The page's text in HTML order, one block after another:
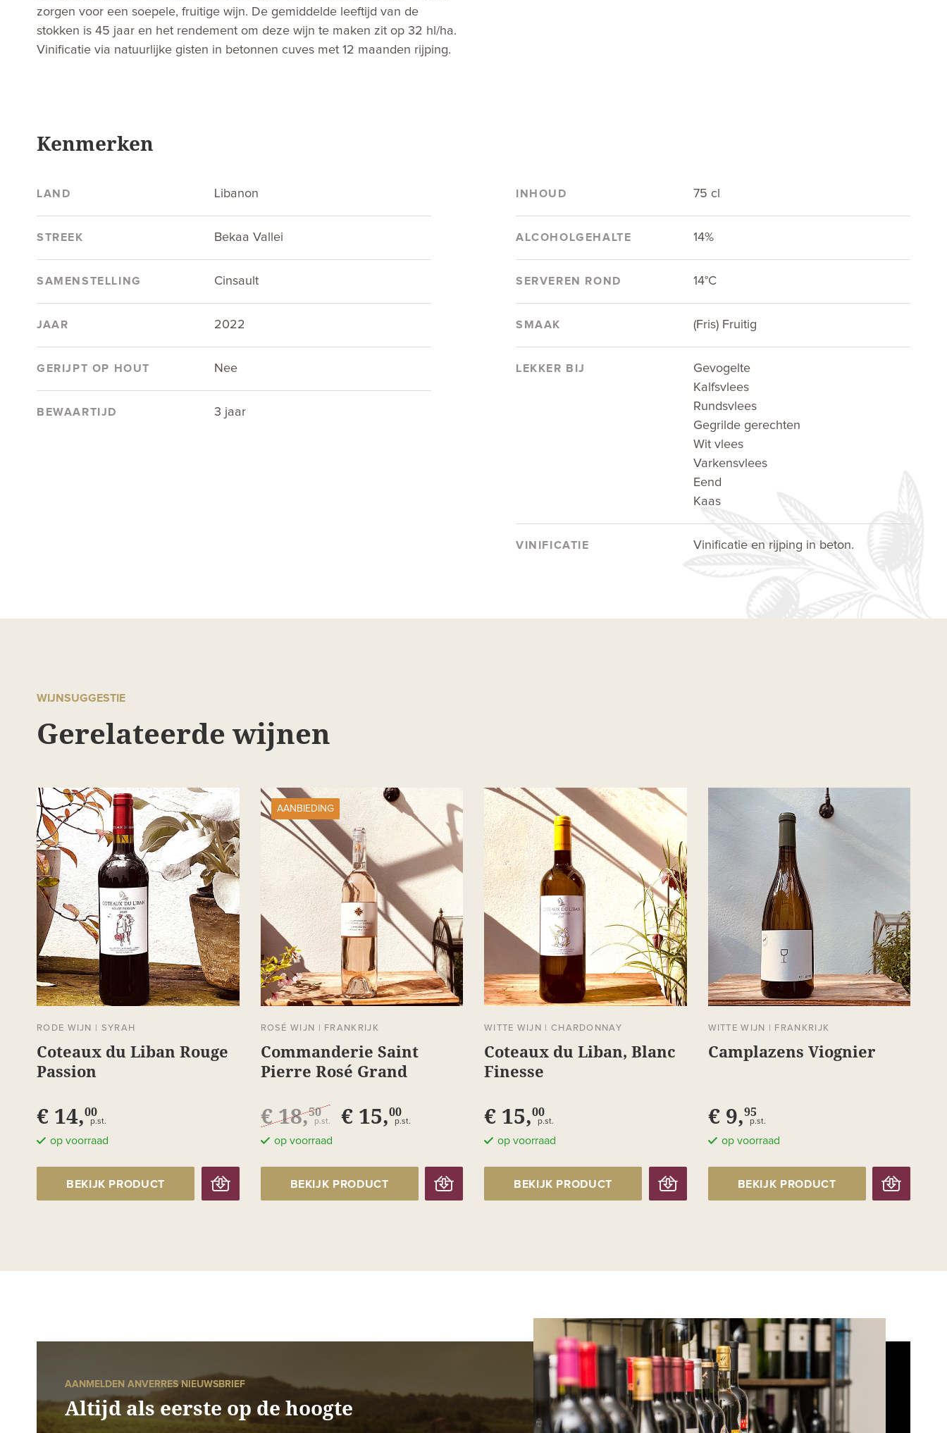
zorgen voor een soepele, fruitige wijn. De gemiddelde leeftijd van de
stokken is 45 jaar en het rendement om deze wijn te maken zit op 32 hl/ha.
Vinificatie via natuurlijke gisten in betonnen cuves met 12 maanden rijping.
Kenmerken
LAND Libanon
STREEK Bekaa Vallei
SAMENSTELLING Cinsault
JAAR 2022
GERIJPT OP HOUT Nee
BEWAARTIJD 3 jaar
INHOUD 75 cl
ALCOHOLGEHALTE 14%
SERVEREN ROND 14°C
SMAAK (Fris) Fruitig
LEKKER BIJ
Gevogelte
Kalfsvlees
Rundsvlees
Gegrilde gerechten
Wit vlees
Varkensvlees
Eend
Kaas
VINIFICATIE Vinificatie en rijping in beton.
WIJNSUGGESTIE
Gerelateerde wijnen
RODE WIJN | SYRAH
Coteaux du Liban Rouge
Passion
€ 14,00
p.st.
op voorraad
BEKIJK PRODUCT
AANBIEDING
ROSÉ WIJN | FRANKRIJK
Commanderie Saint
Pierre Rosé Grand
€ 18,50
p.st. € 15,00
p.st.
op voorraad
BEKIJK PRODUCT
WITTE WIJN | CHARDONNAY
Coteaux du Liban, Blanc
Finesse
€ 15,00
p.st.
op voorraad
BEKIJK PRODUCT
WITTE WIJN | FRANKRIJK
Camplazens Viognier
€ 9,95
p.st.
op voorraad
BEKIJK PRODUCT
AANMELDEN ANVERRES NIEUWSBRIEF
Altijd als eerste op de hoogte